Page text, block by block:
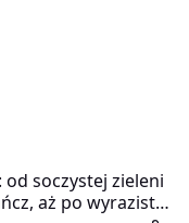
soczystej zieleni
aż po wyrazisty